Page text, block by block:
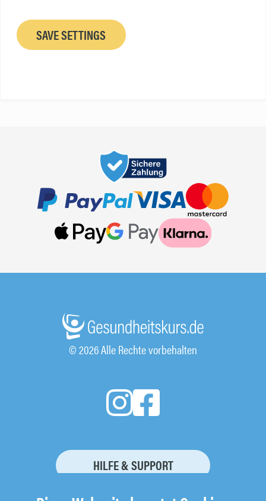
SAVE SETTINGS
© 2026 Alle Rechte vorbehalten
HILFE & SUPPORT
KURSBUCHUNG STORNIEREN